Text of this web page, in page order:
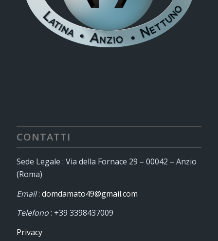
CONTATTI
Sede Legale : Via della Fornace 29 – 00042 – Anzio
(Roma)
Email: domdamato49@gmail.com
Telefono: +39 3398437009
Privacy